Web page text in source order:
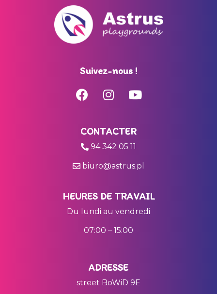
Suivez-nous !
CONTACTER
94 342 05 11
biuro@astrus.pl
HEURES DE TRAVAIL
Du lundi au vendredi
07:00 – 15:00
ADRESSE
street BoWiD 9E